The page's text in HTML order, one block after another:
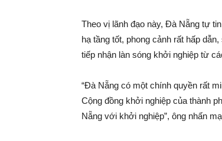
Theo vị lãnh đạo này, Đà Nẵng tự
hạ tầng tốt, phong cảnh rất hấp
tiếp nhận làn sóng khởi nghiệp từ
“Đà Nẵng có một chính quyền rất
Cộng đồng khởi nghiệp của thành
Nẵng với khởi nghiệp”, ông nhấn